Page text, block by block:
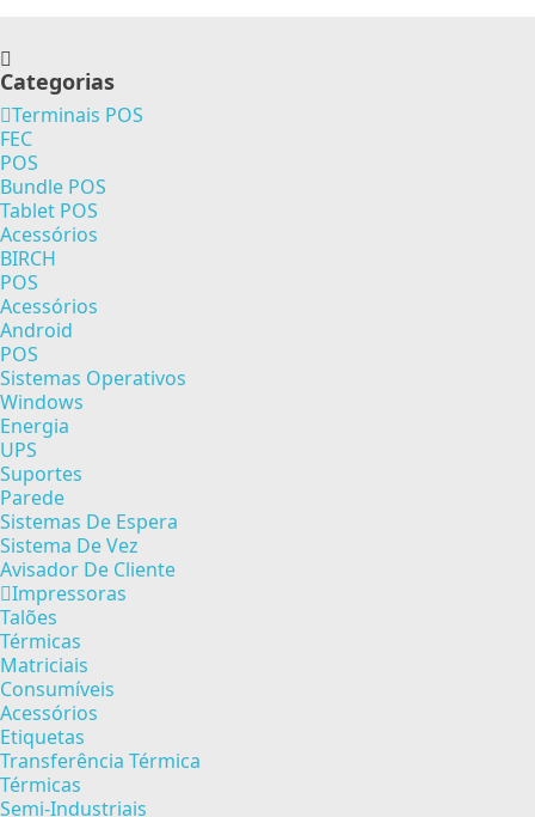
Categorias
Terminais POS
FEC
POS
Bundle POS
Tablet POS
Acessórios
BIRCH
POS
Acessórios
Android
POS
Sistemas Operativos
Windows
Energia
UPS
Suportes
Parede
Sistemas De Espera
Sistema De Vez
Avisador De Cliente
Impressoras
Talões
Térmicas
Matriciais
Consumíveis
Acessórios
Etiquetas
Transferência Térmica
Térmicas
Semi-Industriais